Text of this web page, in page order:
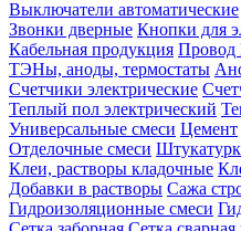
Выключатели автоматические
Звонки дверные Кнопки для
Кабельная продукция Провод
ТЭНы, аноды, термостаты
Счетчики электрические
Теплый пол электрический
Универсальные смеси Цемент
Отделочные смеси
Клеи, растворы кладочные
Добавки в растворы Сажа
Гидроизоляционные смеси